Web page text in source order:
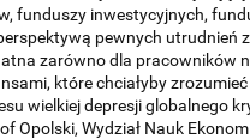
funduszy inwestycyjnych,
pewnych
zarówno dla pracowników
które chciałyby
wielkiej depresji globalnego
Opolski, Wydział Nauk